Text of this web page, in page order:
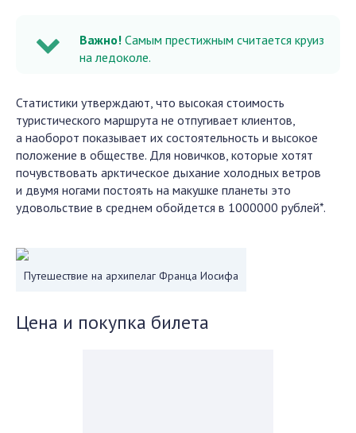
Важно! Самым престижным считается круиз
на ледоколе.
Статистики утверждают, что высокая стоимость
туристического маршрута не отпугивает клиентов,
а наоборот показывает их состоятельность и высокое
положение в обществе. Для новичков, которые хотят
почувствовать арктическое дыхание холодных ветров
и двумя ногами постоять на макушке планеты это
удовольствие в среднем обойдется в 1000000 рублей*.
Путешествие на архипелаг Франца Иосифа
Цена и покупка билета